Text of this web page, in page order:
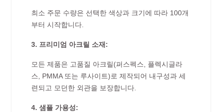
최소 주문 수량은 선택한 색상과 크기에 따라 100개
부터 시작합니다.
3. 프리미엄 아크릴 소재:
모든 제품은 고품질 아크릴(퍼스펙스, 플렉시글라
스, PMMA 또는 루사이트)로 제작되어 내구성과 세
련되고 모던한 외관을 보장합니다.
4. 샘플 가용성: